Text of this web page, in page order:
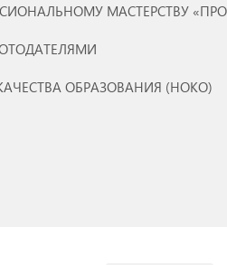
МАСТЕРСТВУ
ОБРАЗОВАНИЯ (НОКО)